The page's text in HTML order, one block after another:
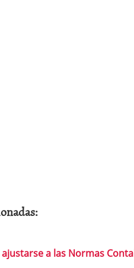
ajustarse a las Normas